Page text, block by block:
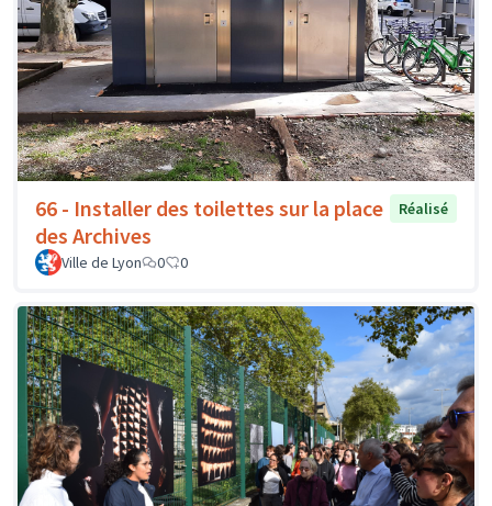
66 - Installer des toilettes sur la place
des Archives
Réalisé
Ville de Lyon 0 0